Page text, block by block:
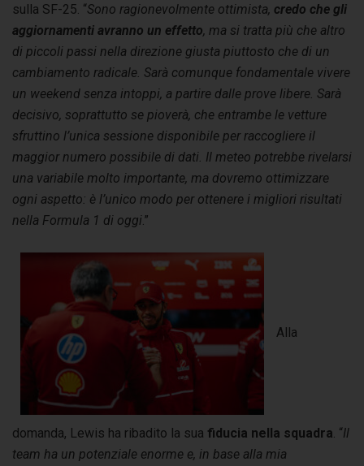
sulla SF-25. “Sono ragionevolmente ottimista, credo che gli
aggiornamenti avranno un effetto, ma si tratta più che altro
di piccoli passi nella direzione giusta piuttosto che di un
cambiamento radicale. Sarà comunque fondamentale vivere
un weekend senza intoppi, a partire dalle prove libere. Sarà
decisivo, soprattutto se pioverà, che entrambe le vetture
sfruttino l’unica sessione disponibile per raccogliere il
maggior numero possibile di dati. Il meteo potrebbe rivelarsi
una variabile molto importante, ma dovremo ottimizzare
ogni aspetto: è l’unico modo per ottenere i migliori risultati
nella Formula 1 di oggi.”
Alla
domanda, Lewis ha ribadito la sua fiducia nella squadra . “Il
team ha un potenziale enorme e, in base alla mia